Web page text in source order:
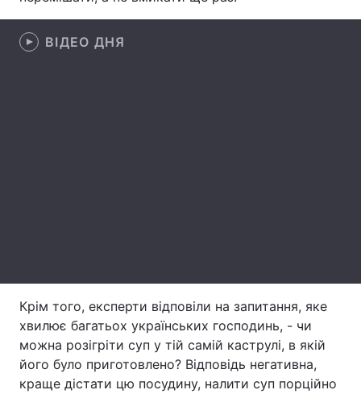
ВІДЕО ДНЯ
Крім того, експерти відповіли на запитання, яке
хвилює багатьох українських господинь, - чи
можна розігріти суп у тій самій каструлі, в якій
його було приготовлено? Відповідь негативна,
краще дістати цю посудину, налити суп порційно